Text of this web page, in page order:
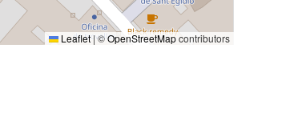
Leaflet|©OpenStreetMapcontributors